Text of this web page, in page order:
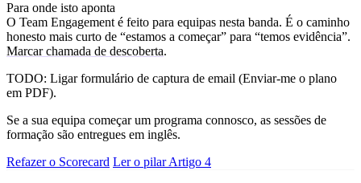
Para onde isto aponta
O Team Engagement é feito para equipas nesta banda. É o caminho
honesto mais curto de “estamos a começar” para “temos evidência”.
Marcar chamada de descoberta.
TODO: Ligar formulário de captura de email (Enviar-me o plano
em PDF).
Se a sua equipa começar um programa connosco, as sessões de
formação são entregues em inglês.
Refazer o Scorecard Ler o pilar Artigo 4